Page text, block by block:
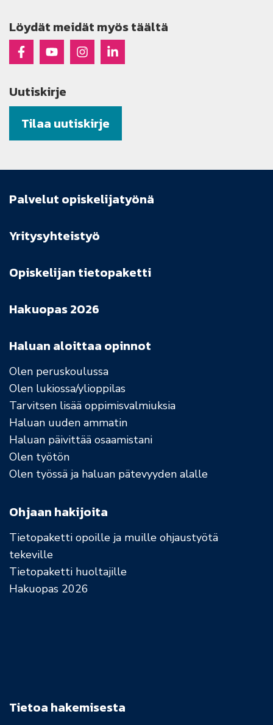
Löydät meidät myös täältä
Raseko Facebookissa
Raseko Youtubessa
Raseko Instagramissa
Raseko Linkedinissä
Uutiskirje
Tilaa uutiskirje
Haluan aloittaa opinnot
Olen peruskoulussa
Olen lukiossa/ylioppilas
Tarvitsen lisää oppimisvalmiuksia
Haluan uuden ammatin
Haluan päivittää osaamistani
Olen työtön
Olen työssä ja haluan pätevyyden alalle
Ohjaan hakijoita
Tietopaketti opoille ja muille ohjaustyötä
tekeville
Tietopaketti huoltajille
Hakuopas 2026
Tietoa hakemisesta
Palvelut opiskelijatyönä
Yritysyhteistyö
Opiskelijan tietopaketti
Hakuopas 2026